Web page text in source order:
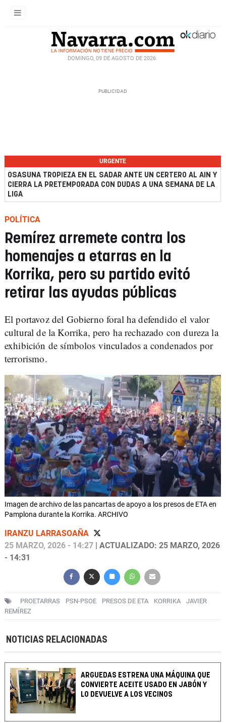
DOMINGO, 09 DE AGOSTO DE 2026
URGENTE
OSASUNA TROPIEZA EN EL SADAR ANTE UN CERTERO AL AIN Y
CIERRA LA PRETEMPORADA CON DUDAS A UNA SEMANA DE LA
LIGA
POLÍTICA
Remírez arremete contra los
homenajes a etarras en la
Korrika, pero su partido evitó
retirar las ayudas públicas
El portavoz del Gobierno foral ha defendido el valor
cultural de la Korrika, pero ha rechazado con dureza la
exhibición de símbolos vinculados a condenados por
terrorismo.
Imagen de archivo de las pancartas de apoyo a los presos de ETA en
Pamplona durante la Korrika. ARCHIVO
IRANZU LARRASOAÑA
25 MARZO, 2026 - 14:27 | ACTUALIZADO: 25 MARZO, 2026
- 14:31
PROETARRAS PSN-PSOE PRESOS DE ETA KORRIKA
JAVIER
REMÍREZ
NOTICIAS RELACIONADAS
ARGUEDAS ESTRENA UNA MÁQUINA QUE
CONVIERTE ACEITE USADO EN JABÓN Y
LO DEVUELVE A LOS VECINOS